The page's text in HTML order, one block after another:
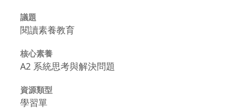
議題
閱讀素養教育
核心素養
A2 系統思考與解決問題
資源類型
學習單